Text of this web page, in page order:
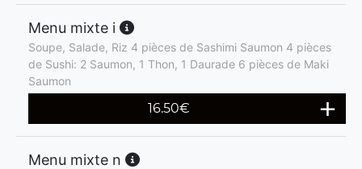
Menu mixte i
Soupe, Salade, Riz 4 pièces de Sashimi Saumon 4 pièces
de Sushi: 2 Saumon, 1 Thon, 1 Daurade 6 pièces de Maki
Saumon
16.50€
Menu mixte n